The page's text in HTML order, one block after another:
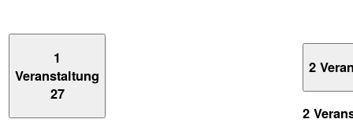
1
Veranstaltung
27
2
2